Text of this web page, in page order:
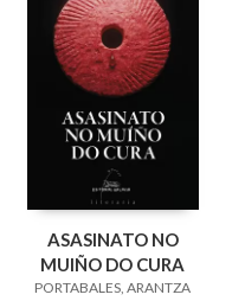
ASASINATO NO
MUIÑO DO CURA
PORTABALES, ARANTZA